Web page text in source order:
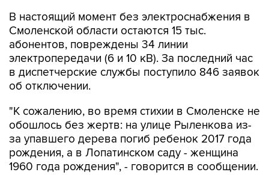
В настоящий момент без электроснабжения в
Смоленской области остаются 15 тыс.
абонентов, повреждены 34 линии
электропередачи (6 и 10 кВ). За последний час
в диспетчерские службы поступило 846 заявок
об отключении.
"К сожалению, во время стихии в Смоленске не
обошлось без жертв: на улице Рыленкова из-
за упавшего дерева погиб ребенок 2017 года
рождения, а в Лопатинском саду - женщина
1960 года рождения", - говорится в сообщении.